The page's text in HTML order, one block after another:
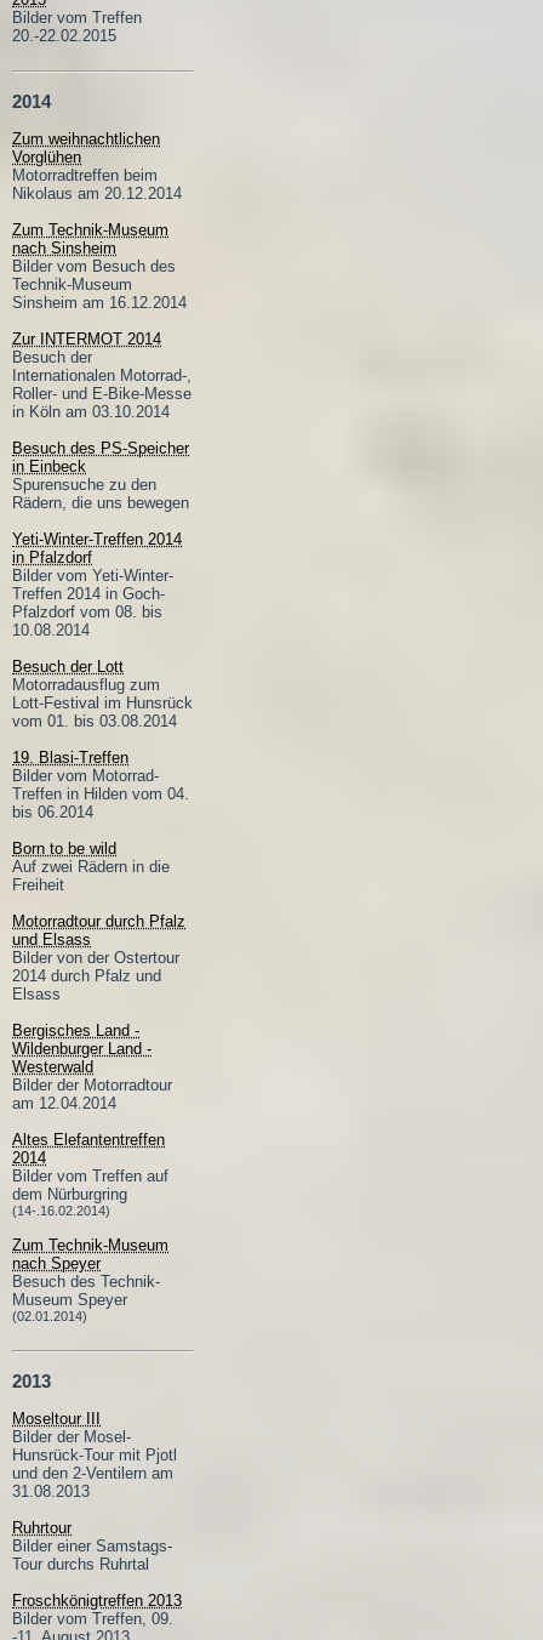
Bilder vom Treffen
20.-22.02.2015
2014
Zum weihnachtlichen
Vorglühen
Motorradtreffen beim
Nikolaus am 20.12.2014
Zum Technik-Museum
nach Sinsheim
Bilder vom Besuch des
Technik-Museum
Sinsheim am 16.12.2014
Zur INTERMOT 2014
Besuch der
Internationalen Motorrad-,
Roller- und E-Bike-Messe
in Köln am 03.10.2014
Besuch des PS-Speicher
in Einbeck
Spurensuche zu den
Rädern, die uns bewegen
Yeti-Winter-Treffen 2014
in Pfalzdorf
Bilder vom Yeti-Winter-
Treffen 2014 in Goch-
Pfalzdorf vom 08. bis
10.08.2014
Besuch der Lott
Motorradausflug zum
Lott-Festival im Hunsrück
vom 01. bis 03.08.2014
19. Blasi-Treffen
Bilder vom Motorrad-
Treffen in Hilden vom 04.
bis 06.2014
Born to be wild
Auf zwei Rädern in die
Freiheit
Motorradtour durch Pfalz
und Elsass
Bilder von der Ostertour
2014 durch Pfalz und
Elsass
Bergisches Land -
Wildenburger Land -
Westerwald
Bilder der Motorradtour
am 12.04.2014
Altes Elefantentreffen
2014
Bilder vom Treffen auf
dem Nürburgring
(14-.16.02.2014)
Zum Technik-Museum
nach Speyer
Besuch des Technik-
Museum Speyer
(02.01.2014)
2013
Moseltour III
Bilder der Mosel-
Hunsrück-Tour mit Pjotl
und den 2-Ventilern am
31.08.2013
Ruhrtour
Bilder einer Samstags-
Tour durchs Ruhrtal
Froschkönigtreffen 2013
Bilder vom Treffen, 09.